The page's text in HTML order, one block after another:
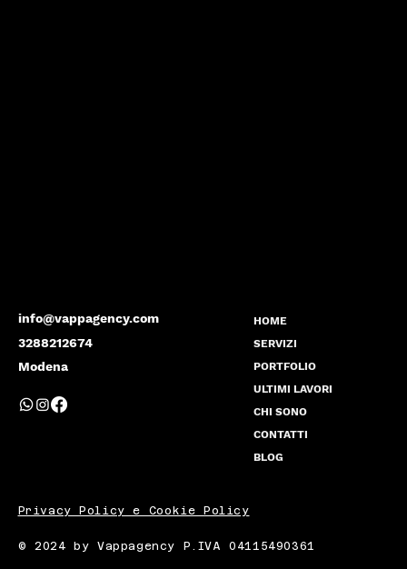
info@vappagency.com
3288212674
Modena
HOME
SERVIZI
PORTFOLIO
ULTIMI LAVORI
CHI SONO
CONTATTI
BLOG
Privacy Policy e Cookie Policy
© 2024 by Vappagency P.IVA 04115490361